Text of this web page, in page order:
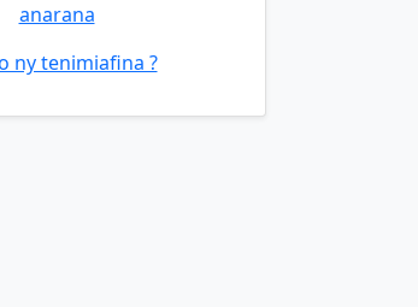
anarana
ny tenimiafina ?